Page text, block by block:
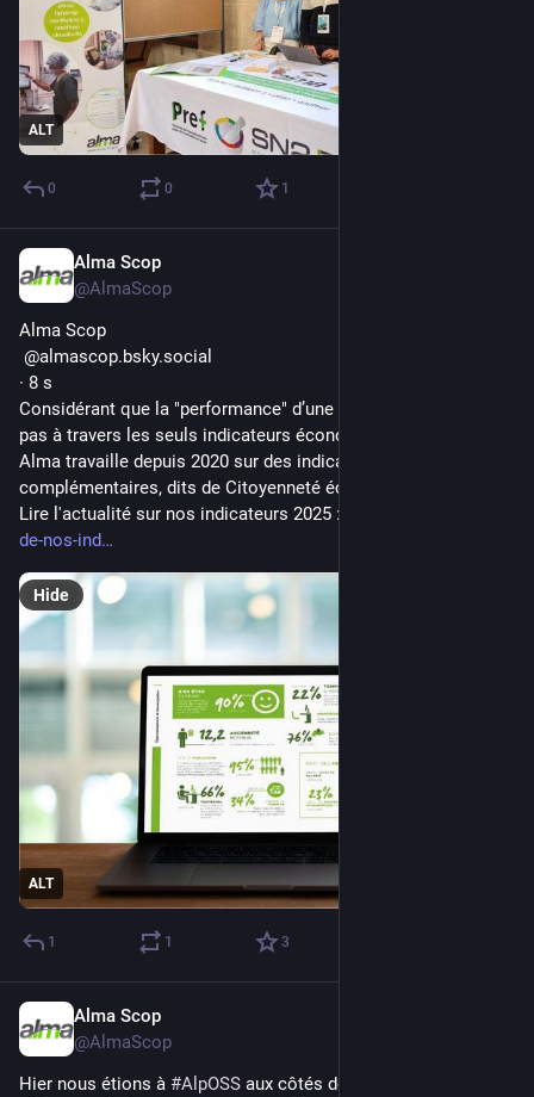
ALT
0 0 1
Alma Scop
@AlmaScop
‪Alma Scop‬
‪@almascop.bsky.social‬
· 8 s
Considérant que la "performance" d’une entreprise ne se lit
pas à travers les seuls indicateurs économiques et financiers,
Alma travaille depuis 2020 sur des indicateurs
complémentaires, dits de Citoyenneté économique.
Lire l'actualité sur nos indicateurs 2025 :
de-nos-ind
ALT
Hide
1 1 3
Alma Scop
@AlmaScop
Hier nous étions à #AlpOSS aux côtés de nombreux acteurs